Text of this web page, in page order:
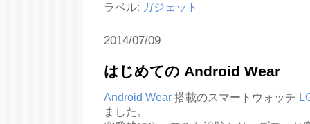
ラベル: ガジェット
2014/07/09
はじめての Android Wear
Android Wear 搭載のスマートウォッチ
ました。